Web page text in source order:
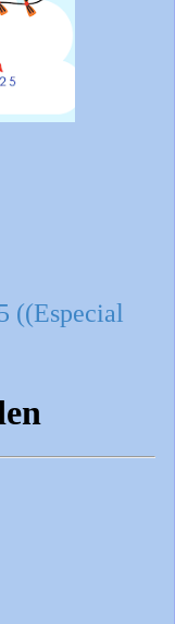
((Especial